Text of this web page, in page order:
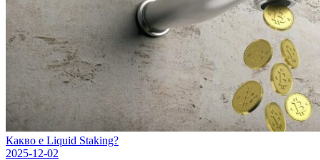
Какво е Liquid Staking?
2025-12-02